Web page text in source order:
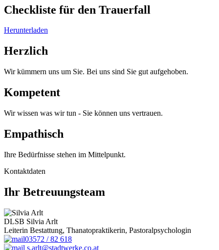
Checkliste für den Trauerfall
Herunterladen
Herzlich
Wir kümmern uns um Sie. Bei uns sind Sie gut aufgehoben.
Kompetent
Wir wissen was wir tun - Sie können uns vertrauen.
Empathisch
Ihre Bedürfnisse stehen im Mittelpunkt.
Kontaktdaten
Ihr Betreuungsteam
DLSB Silvia Arlt
Leiterin Bestattung, Thanatopraktikerin, Pastoralpsychologin
03572 / 82 618
s.arlt@stadtwerke.co.at